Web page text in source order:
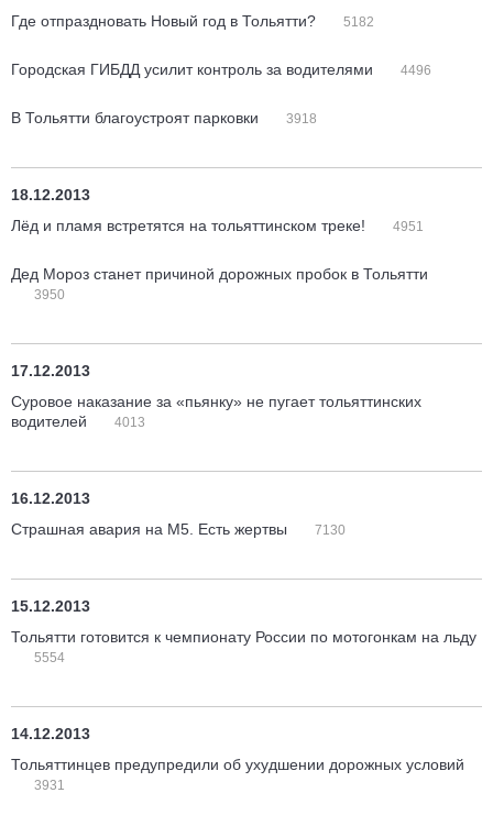
Где отпраздновать Новый год в Тольятти?
5182
Городская ГИБДД усилит контроль за водителями 4496
В Тольятти благоустроят парковки 3918
18.12.2013
Лёд и пламя встретятся на тольяттинском треке!
4951
Дед Мороз станет причиной дорожных пробок в Тольятти
3950
17.12.2013
Суровое наказание за «пьянку» не пугает тольяттинских
водителей
4013
16.12.2013
Страшная авария на М5. Есть жертвы
7130
15.12.2013
Тольятти готовится к чемпионату России по мотогонкам на льду
5554
14.12.2013
Тольяттинцев предупредили об ухудшении дорожных условий
3931